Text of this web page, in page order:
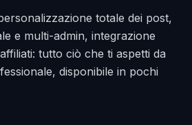
totale dei post,
e multi-admin, integrazione
tutto ciò che ti aspetti da
disponibile in pochi